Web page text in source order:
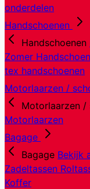
onderdelen
Handschoenen
Handschoenen
Zomer
tex handschoenen
Motorlaarzen /
Motorlaarzen /
Motorlaarzen
Bagage
Bagage Bekijk
Zadeltassen
Koffer